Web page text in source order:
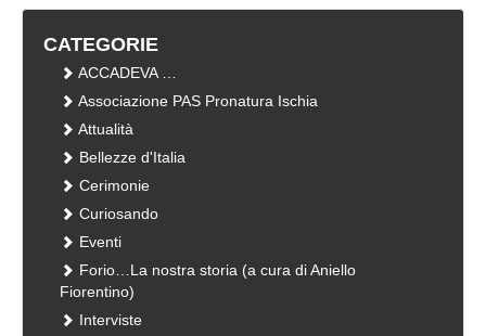
CATEGORIE
ACCADEVA …
Associazione PAS Pronatura Ischia
Attualità
Bellezze d'Italia
Cerimonie
Curiosando
Eventi
Forio…La nostra storia (a cura di Aniello
Fiorentino)
Interviste